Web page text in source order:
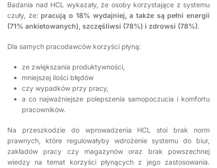
Badania nad HCL wykazały, że osoby korzystające z systemu
czuły, że: pracują o 18% wydajniej, a także są pełni energii
(71% ankietowanych), szczęśliwsi (78%) i zdrowsi (78%).
Dla samych pracodawców korzyści płyną:
ze zwiększania produktywności,
mniejszej ilości błędów
czy wypadków przy pracy,
a co najważniejsze polepszenia samopoczucia i komfortu
pracowników.
Na przeszkodzie do wprowadzenia HCL stoi brak norm
prawnych, które regulowałyby wdrożenie systemu do biur,
zakładów pracy czy magazynów oraz brak powszechnej
wiedzy na temat korzyści płynących z jego zastosowania.